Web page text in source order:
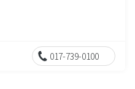
017-739-0100